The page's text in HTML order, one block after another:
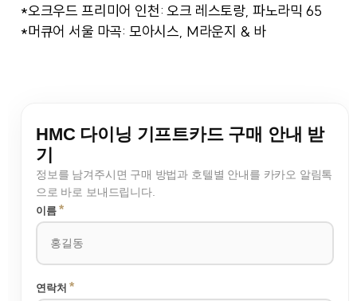
*오크우드 프리미어 인천: 오크 레스토랑, 파노라믹 65
*머큐어 서울 마곡: 모아시스, M라운지 & 바
HMC 다이닝 기프트카드 구매 안내 받
기
정보를 남겨주시면 구매 방법과 호텔별 안내를 카카오 알림톡
으로 바로 보내드립니다.
이름*
연락처*